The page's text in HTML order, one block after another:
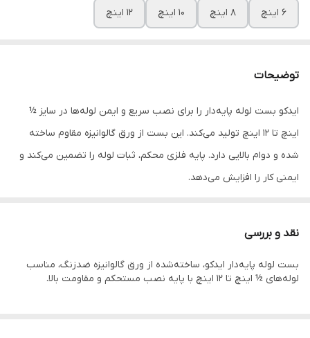
6 اینچ 8 اینچ 10 اینچ 12 اینچ
توضیحات
ایدکو بست لوله پایه‌دار را برای نصب سریع و ایمن لوله‌ها در سایز ½
اینچ تا ۱۲ اینچ تولید می‌کند. این بست از ورق گالوانیزه مقاوم ساخته
شده و دوام بالایی دارد. پایه فلزی محکم، ثبات لوله را تضمین می‌کند و
ایمنی کار را افزایش می‌دهد.
قابل‌استفاده برای لوله‌های فولادی، مسی و پلاستیکی
پایه فلزی مستحکم برای جلوگیری از جابه‌جایی لوله
مناسب برای پروژه‌های ساختمانی و صنعتی
نقد و بررسی
بست لوله پایه‌دار ایدکو، ساخته‌شده از ورق گالوانیزه ضدزنگ، مناسب
لوله‌های ½ اینچ تا ۱۲ اینچ با پایه نصب مستحکم و مقاومت بالا.